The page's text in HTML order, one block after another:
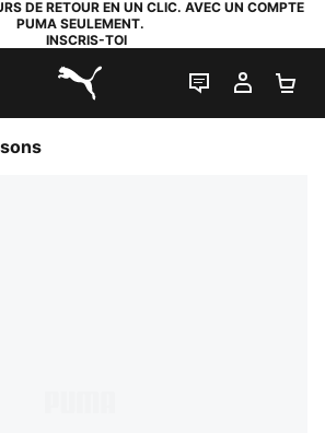
DE RETOUR EN UN CLIC. AVEC UN COMPTE
PUMA SEULEMENT.
INSCRIS-TOI
PUMA.com
LIVE CHAT
MON